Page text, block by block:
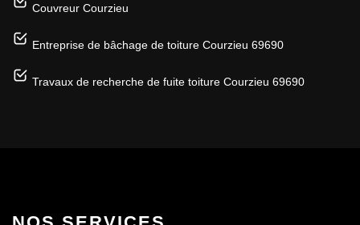
Couvreur Courzieu
Entreprise de bâchage de toiture Courzieu 69690
Travaux de recherche de fuite toiture Courzieu 69690